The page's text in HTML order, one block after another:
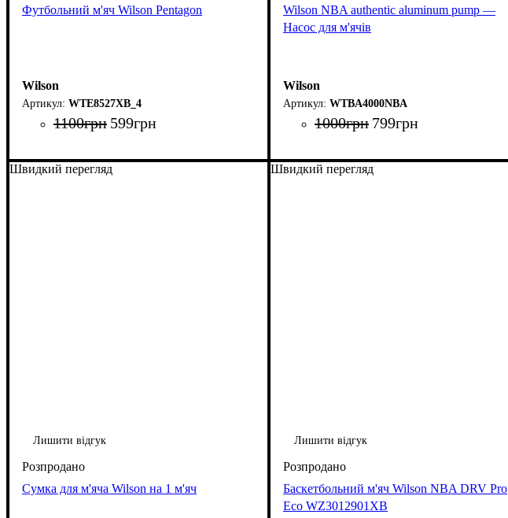
Футбольний м'яч Wilson Pentagon
Wilson
WTE8527XB_4
1100грн 599грн
Wilson NBA authentic aluminum pump —
Насос для м'ячів
Wilson
WTBA4000NBA
1000грн 799грн
Швидкий перегляд
Лишити відгук
Сумка для м'яча Wilson на 1 м'яч
Швидкий перегляд
Лишити відгук
Баскетбольний м'яч Wilson NBA DRV Pro
Eco WZ3012901XB